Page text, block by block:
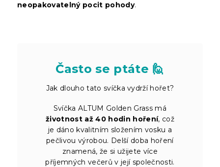
neopakovatelný pocit pohody.
Často se ptáte 🙋
Jak dlouho tato svíčka vydrží hořet?
Svíčka ALTUM Golden Grass má
životnost až 40 hodin hoření, což
je dáno kvalitním složením vosku a
pečlivou výrobou. Delší doba hoření
znamená, že si užijete více
příjemných večerů v její společnosti.